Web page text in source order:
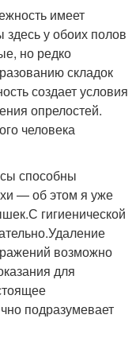
имеет
у обоих полов
но редко
складок
создает условия
опрелостей.
человека
способны
— об этом я уже
гигиенической
возможно
для
подразумевает